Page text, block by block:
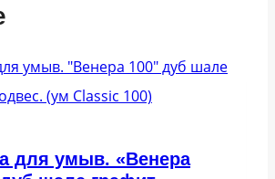
для умыв. «Венера